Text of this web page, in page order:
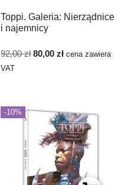
Toppi. Galeria: Nierządnice
i najemnicy
92,00zł 80,00zł cena zawiera
VAT
-10%